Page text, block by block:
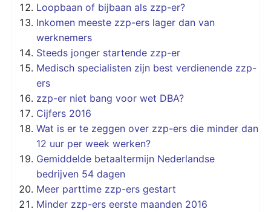
Loopbaan of bijbaan als zzp-er?
Inkomen meeste zzp-ers lager dan van
werknemers
Steeds jonger startende zzp-er
Medisch specialisten zijn best verdienende zzp-
ers
zzp-er niet bang voor wet DBA?
Cijfers 2016
Wat is er te zeggen over zzp-ers die minder dan
12 uur per week werken?
Gemiddelde betaaltermijn Nederlandse
bedrijven 54 dagen
Meer parttime zzp-ers gestart
Minder zzp-ers eerste maanden 2016